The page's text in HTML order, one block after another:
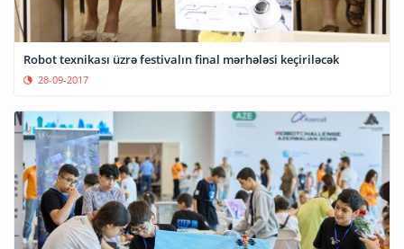
Robot texnikası üzrə festivalın final mərhələsi keçiriləcək
28-09-2017